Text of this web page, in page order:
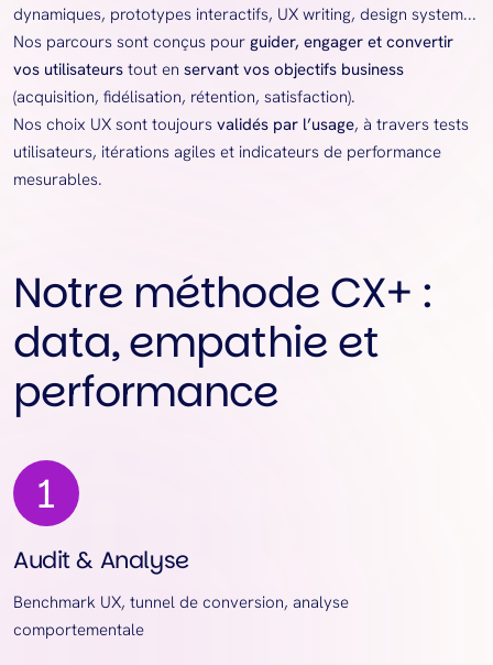
dynamiques, prototypes interactifs, UX writing, design system...
Nos parcours sont conçus pour guider, engager et convertir
vos utilisateurs tout en servant vos objectifs business
(acquisition, fidélisation, rétention, satisfaction).
Nos choix UX sont toujours validés par l’usage, à travers tests
utilisateurs, itérations agiles et indicateurs de performance
mesurables.
Notre méthode CX+ :
data, empathie et
performance
Audit & Analyse
Benchmark UX, tunnel de conversion, analyse
comportementale